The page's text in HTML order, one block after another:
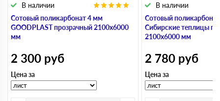
Сотовый поликарбонат 4 мм
GOODPLAST прозрачный 2100х6000
мм
В наличии
2 300 руб
Цена за
Сотовый
Сибирские теплицы
2100х6000 мм
В наличии
2 780 руб
Цена за